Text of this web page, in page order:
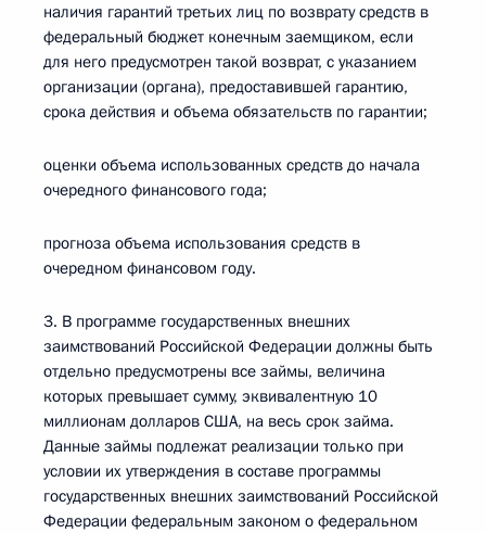
наличия гарантий третьих лиц по возврату средств в
федеральный бюджет конечным заемщиком, если
для него предусмотрен такой возврат, с указанием
организации (органа), предоставившей гарантию,
срока действия и объема обязательств по гарантии;
оценки объема использованных средств до начала
очередного финансового года;
прогноза объема использования средств в
очередном финансовом году.
3. В программе государственных внешних
заимствований Российской Федерации должны быть
отдельно предусмотрены все займы, величина
которых превышает сумму, эквивалентную 10
миллионам долларов США, на весь срок займа.
Данные займы подлежат реализации только при
условии их утверждения в составе программы
государственных внешних заимствований Российской
Федерации федеральным законом о федеральном